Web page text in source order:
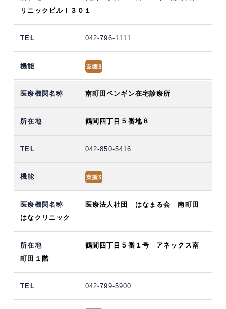
リニックビルⅠ３０１
042-796-1111
南町田ペンギン在宅診療所
鶴間四丁目５番地８
042-850-5416
医療法人社団 はなまる会 南町田
はなクリニック
鶴間四丁目５番１号 アネックス南
町田１階
042-799-5900